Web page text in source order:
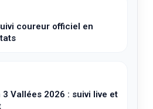
coureur officiel en
3 Vallées 2026 : suivi live et